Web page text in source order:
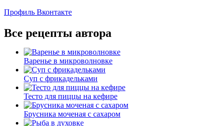
Профиль Вконтакте
Все рецепты автора
Варенье в микроволновке
Суп с фрикадельками
Тесто для пиццы на кефире
Брусника моченая с сахаром